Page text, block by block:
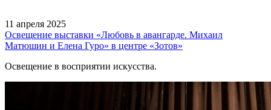
11 апреля 2025
Освещение выставки «Любовь в авангарде. Михаил
Матюшин и Елена Гуро» в центре «Зотов»
Освещение в восприятии искусства.